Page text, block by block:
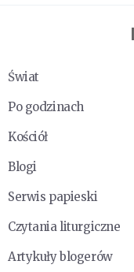
Świat
Po godzinach
Kościół
Blogi
Serwis papieski
Czytania liturgiczne
Artykuły blogerów